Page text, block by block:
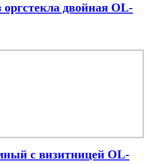
двойная OL-
с визитницей OL-